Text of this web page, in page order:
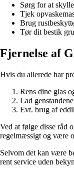
Sørg for at
Tjek
Brug
Tør dit bestik
Fjernelse af
Hvis du allerede har
Rens dine glas
Lad
Evt. brug af
Ved at følge disse råd
regelmæssigt og være
Selvom det kan være
rent service uden